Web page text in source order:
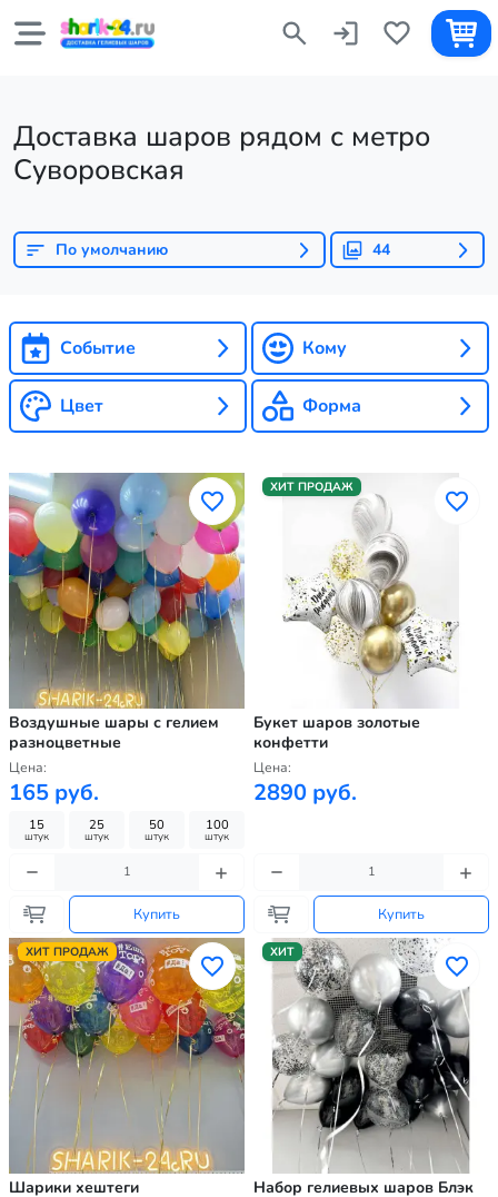
Доставка шаров рядом с метро
Суворовская
По умолчанию 44
Событие Кому
Цвет Форма
Воздушные шары с гелием
разноцветные
Цена:
165 руб.
15
штук
25
штук
50
штук
100
штук
Купить
ХИТ ПРОДАЖ
Букет шаров золотые
конфетти
Цена:
2890 руб.
Купить
ХИТ ПРОДАЖ
Шарики хештеги
ХИТ
Набор гелиевых шаров Блэк